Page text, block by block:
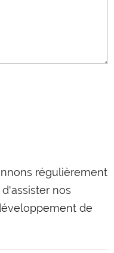
régulièrement
nos
de